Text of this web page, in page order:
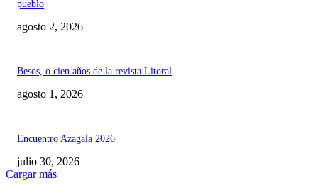
pueblo
agosto 2, 2026
Besos, o cien años de la revista Litoral
agosto 1, 2026
Encuentro Azagala 2026
julio 30, 2026
Cargar más